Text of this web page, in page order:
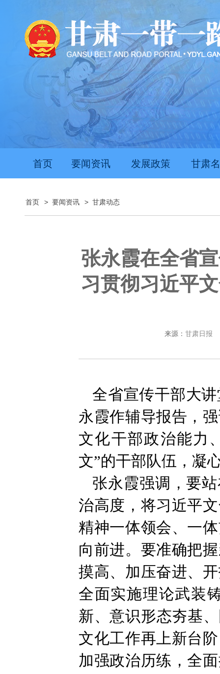
首页 要闻资讯 发展政策 甘肃
首页 > 要闻资讯 > 甘肃动态
张永霞在全省
习贯彻习近平
来源： 甘肃日报
全省宣传干部大
永霞作辅导报告，
文化干部政治能力
文”的干部队伍，凝
张永霞强调，要
治高度，将习近平
精神一体领会、一
向前进。要准确把
摸高、加压奋进、
全面实施理论武装
新、意识形态夯基
文化工作再上新台
加强政治历练，全